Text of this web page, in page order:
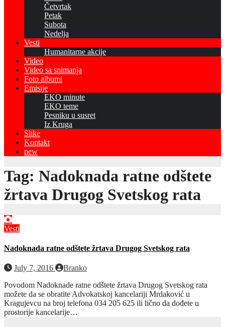
Četvrtak
Petak
Subota
Nedelja
Vesti
Humanitarne akcije
Video
Video sa snimanja
Foto albumi
Emisije
EKO minute
EKO teme
Pesniku u susret
Iz Kruga
Slike
Kontakt
new
Tag: Nadoknada ratne odštete
žrtava Drugog Svetskog rata
Vesti
Nadoknada ratne odštete žrtava Drugog Svetskog rata
July 7, 2016
Branko
Povodom Nadoknade ratne odštete žrtava Drugog Svetskog rata
možete da se obratite Advokatskoj kancelariji Mrdaković u
Kragujevcu na broj telefona 034 205 625 ili lično da dođete u
prostorije kancelarije…